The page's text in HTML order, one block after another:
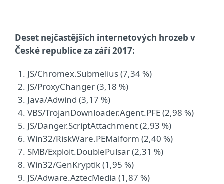
Deset nejčastějších internetových hrozeb v
České republice za září 2017:
JS/Chromex.Submelius (7,34 %)
JS/ProxyChanger (3,18 %)
Java/Adwind (3,17 %)
VBS/TrojanDownloader.Agent.PFE (2,98 %)
JS/Danger.ScriptAttachment (2,93 %)
Win32/RiskWare.PEMalform (2,40 %)
SMB/Exploit.DoublePulsar (2,31 %)
Win32/GenKryptik (1,95 %)
JS/Adware.AztecMedia (1,87 %)